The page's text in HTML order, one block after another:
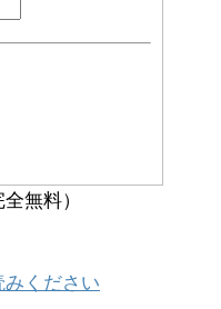
無料）
ください